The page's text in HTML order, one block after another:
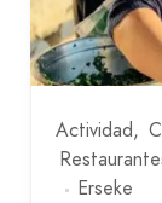
Actividad
Erseke